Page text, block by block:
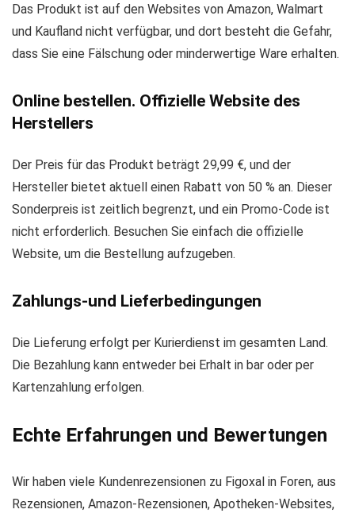
Das Produkt ist auf den Websites von Amazon, Walmart
und Kaufland nicht verfügbar, und dort besteht die Gefahr,
dass Sie eine Fälschung oder minderwertige Ware erhalten.
Online bestellen. Offizielle Website des
Herstellers
Der Preis für das Produkt beträgt 29,99 €, und der
Hersteller bietet aktuell einen Rabatt von 50 % an. Dieser
Sonderpreis ist zeitlich begrenzt, und ein Promo-Code ist
nicht erforderlich. Besuchen Sie einfach die offizielle
Website, um die Bestellung aufzugeben.
Zahlungs-und Lieferbedingungen
Die Lieferung erfolgt per Kurierdienst im gesamten Land.
Die Bezahlung kann entweder bei Erhalt in bar oder per
Kartenzahlung erfolgen.
Echte Erfahrungen und Bewertungen
Wir haben viele Kundenrezensionen zu Figoxal in Foren, aus
Rezensionen, Amazon-Rezensionen, Apotheken-Websites,